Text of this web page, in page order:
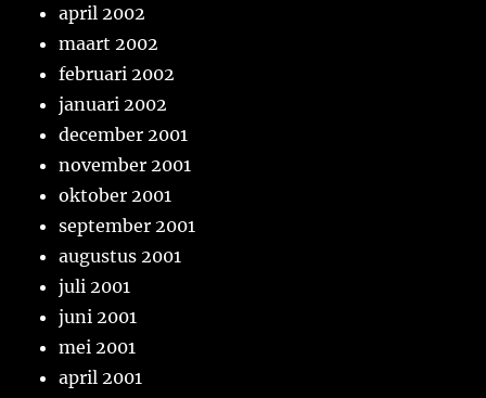
april 2002
maart 2002
februari 2002
januari 2002
december 2001
november 2001
oktober 2001
september 2001
augustus 2001
juli 2001
juni 2001
mei 2001
april 2001